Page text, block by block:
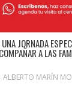
JORNADA
A LAS
ALBERTO MARÍN